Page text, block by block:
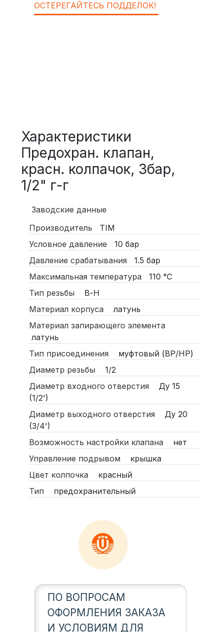
ОСТЕРЕГАЙТЕСЬ ПОДДЕЛОК!
Характеристики
Предохран. клапан,
красн. колпачок, 3бар,
1/2" г-г
Заводские данные
Производитель
TIM
Условное давление
10 бар
Давление срабатывания
1.5 бар
Максимальная температура
110 °C
Тип резьбы
В-Н
Материал корпуса
латунь
Материал запирающего элемента
латунь
Тип присоединения
муфтовый (ВР/НР)
Диаметр резьбы
1/2
Диаметр входного отверстия
Ду 15
(1/2')
Диаметр выходного отверстия
Ду 20
(3/4')
Возможность настройки клапана
нет
Управление подрывом
крышка
Цвет колпочка
красный
Тип
предохранительный
ПО ВОПРОСАМ
ОФОРМЛЕНИЯ ЗАКАЗА
И УСЛОВИЯМ ДЛЯ